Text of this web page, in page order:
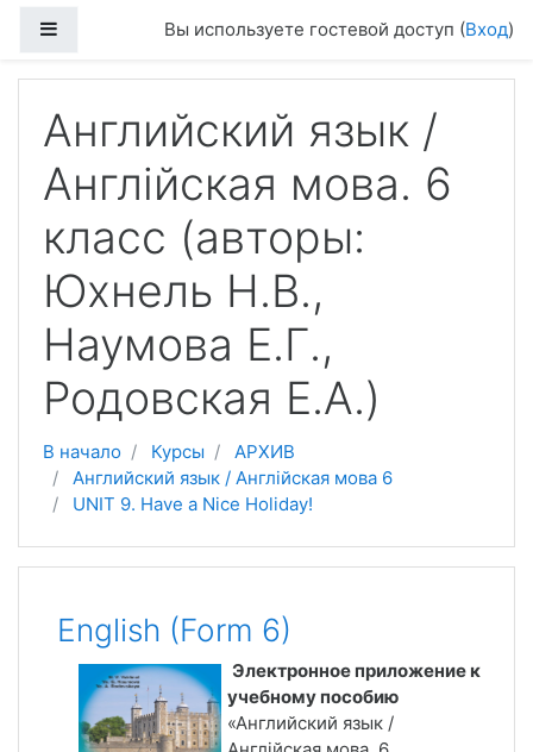
Боковая панельВы используете гостевой доступ (Вход)
Английский язык /
Англійская мова. 6
класc (авторы:
Юхнель Н.В.,
Наумова Е.Г.,
Родовская Е.А.)
В начало Курсы
АРХИВ
Английский язык / Англійская мова 6
UNIT 9. Have a Nice Holiday!
English (Form 6)
Электронное приложение к
учебному пособию
«Английский язык /